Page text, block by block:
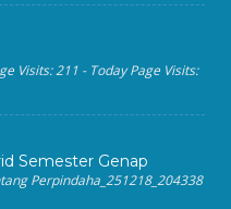
Visits: 211 - Today Page Visits:
Semester Genap
Perpindaha_251218_204338